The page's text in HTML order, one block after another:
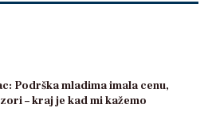
Podrška mladima imala cenu,
– kraj je kad mi kažemo